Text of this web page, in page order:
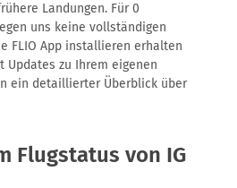
Landungen. Für 0
uns keine vollständigen
FLIO App installieren erhalten
Updates zu Ihrem eigenen
ein detaillierter Überblick über
Flugstatus von IG